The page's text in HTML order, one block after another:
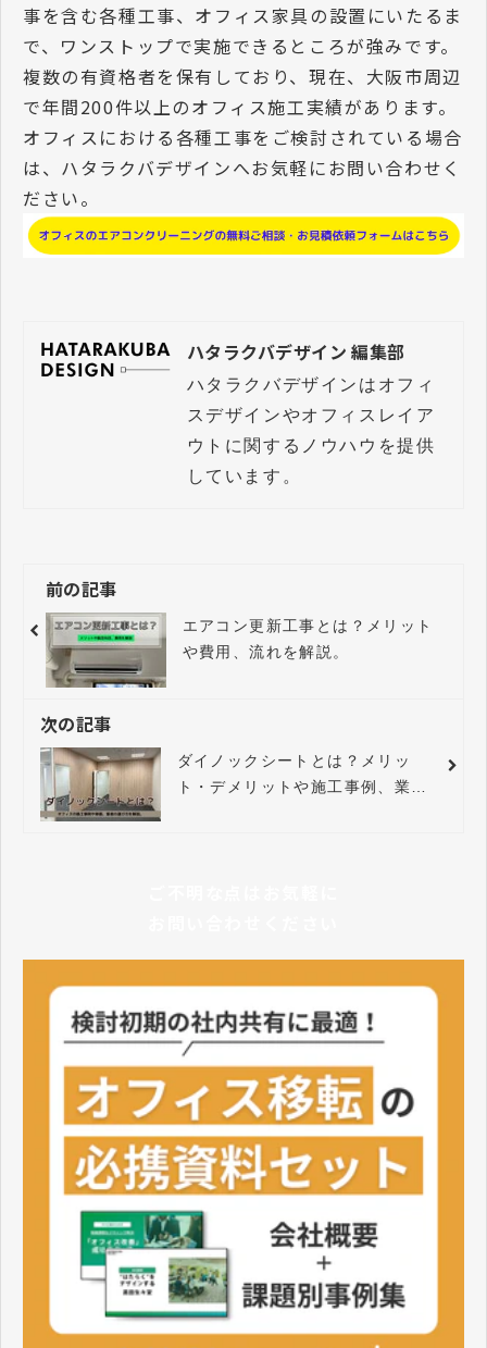
事を含む各種工事、オフィス家具の設置にいたるま
で、ワンストップで実施できるところが強みです。
複数の有資格者を保有しており、現在、大阪市周辺
で年間200件以上のオフィス施工実績があります。
オフィスにおける各種工事をご検討されている場合
は、ハタラクバデザインへお気軽にお問い合わせく
ださい。
ハタラクバデザイン 編集部
ハタラクバデザインはオフィ
スデザインやオフィスレイア
ウトに関するノウハウを提供
しています。
前の記事
エアコン更新工事とは？メリット
や費用、流れを解説。
次の記事
ダイノックシートとは？メリッ
ト・デメリットや施工事例、業者